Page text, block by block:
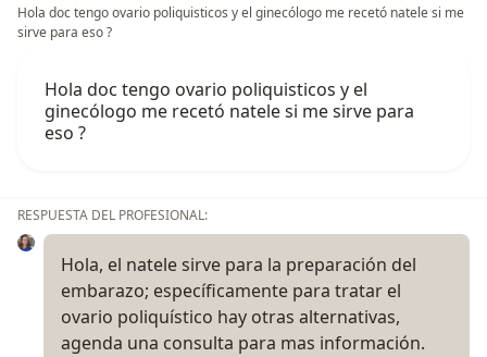
Hola doc tengo ovario poliquisticos y el ginecólogo me recetó natele si me
sirve para eso ?
Hola doc tengo ovario poliquisticos y el
ginecólogo me recetó natele si me sirve para
eso ?
RESPUESTA DEL PROFESIONAL:
Hola, el natele sirve para la preparación del
embarazo; específicamente para tratar el
ovario poliquístico hay otras alternativas,
agenda una consulta para mas información.